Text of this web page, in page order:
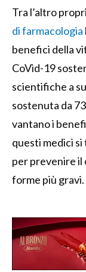
Tra l’altro
di farmacologia
benefici della
CoVid-19
scientifiche a
sostenuta da
vantano i
questi medici
per prevenire
forme più gravi.